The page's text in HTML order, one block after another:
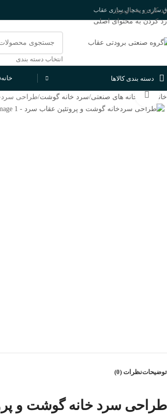
رد کردن به ناوبری
رد کردن به محتوای اصلی
سازی و یخچال سازی عقاب
انتخاب دسته بندی
دسته بندی کالاها خانه
خانه سرد خانه های صنعتی سرد خانه گوشت طراحی بزرگنمایی تصویر
توضیحاتنظرات (0)
طراحی سرد خانه گوشت و